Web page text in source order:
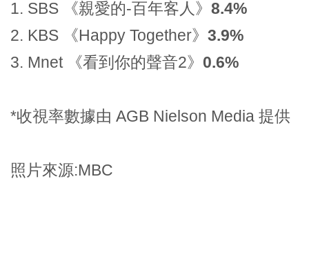
1. SBS 《親愛的-百年客人》 8.4%
2. KBS 《Happy Together》 3.9%
3. Mnet 《看到你的聲音2》 0.6%
*收視率數據由 AGB Nielson Media 提供
照片來源:MBC